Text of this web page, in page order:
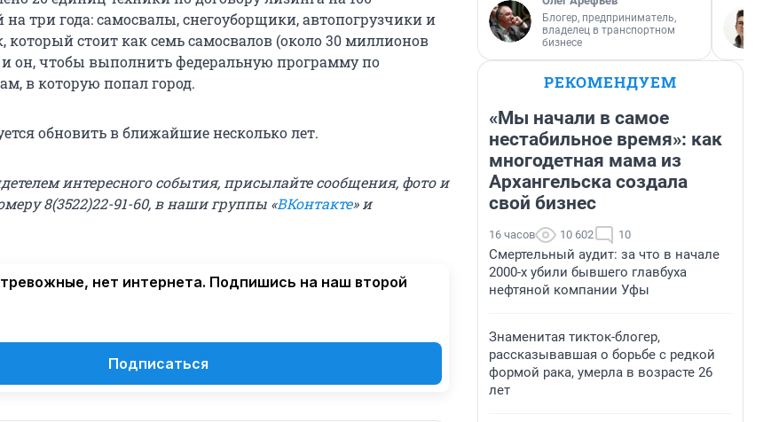
три года: самосвалы, снегоуборщики, автопогрузчики и
который стоит как семь самосвалов (около 30 миллионов
он, чтобы выполнить федеральную программу по
в которую попал город.
обновить в ближайшие несколько лет.
интересного события, присылайте сообщения, фото и
8(3522)22-91-60, в наши группы «ВКонтакте» и
нет интернета. Подпишись на наш второй
Подписаться
Блогер, предприниматель,
владелец в транспортном
бизнесе
РЕКОМЕНДУЕМ
«Мы начали в самое
нестабильное время»: как
многодетная мама из
Архангельска создала
свой бизнес
16 часов 10 602 10
Смертельный аудит: за что в начале
2000-х убили бывшего главбуха
нефтяной компании Уфы
Знаменитая тикток-блогер,
рассказывавшая о борьбе с редкой
формой рака, умерла в возрасте 26
лет